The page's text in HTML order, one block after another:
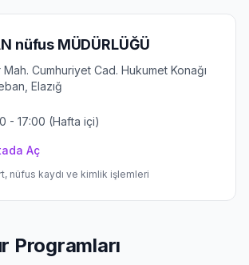
nüfus MÜDÜRLÜĞÜ
Mah. Cumhuriyet Cad. Hukumet Konağı
Elazığ
- 17:00 (Hafta içi)
Aç
nüfus kaydı ve kimlik işlemleri
Programları